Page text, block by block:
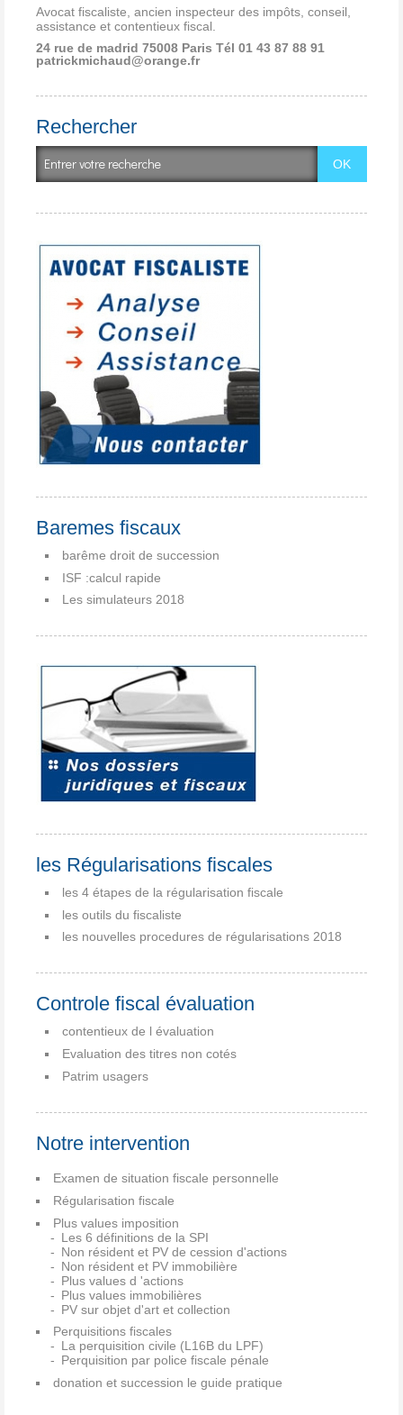
Avocat fiscaliste, ancien inspecteur des impôts, conseil,
assistance et contentieux fiscal.
24 rue de madrid 75008 Paris Tél 01 43 87 88 91
patrickmichaud@orange.fr
Rechercher
Baremes fiscaux
barême droit de succession
ISF :calcul rapide
Les simulateurs 2018
les Régularisations fiscales
les 4 étapes de la régularisation fiscale
les outils du fiscaliste
les nouvelles procedures de régularisations 2018
Controle fiscal évaluation
contentieux de l évaluation
Evaluation des titres non cotés
Patrim usagers
Notre intervention
Examen de situation fiscale personnelle
Régularisation fiscale
Plus values imposition
Les 6 définitions de la SPI
Non résident et PV de cession d'actions
Non résident et PV immobilière
Plus values d 'actions
Plus values immobilières
PV sur objet d'art et collection
Perquisitions fiscales
La perquisition civile (L16B du LPF)
Perquisition par police fiscale pénale
donation et succession le guide pratique